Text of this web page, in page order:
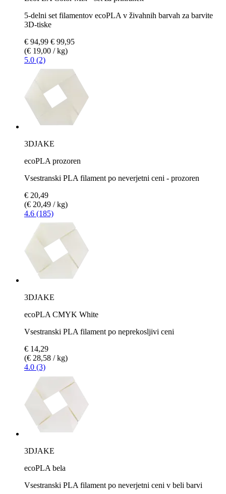
5-delni set filamentov ecoPLA v živahnih barvah za barvite
3D-tiske
€ 94,99 € 99,95
(€ 19,00 / kg)
5.0 (2)
3DJAKE
ecoPLA prozoren
Vsestranski PLA filament po neverjetni ceni - prozoren
€ 20,49
(€ 20,49 / kg)
4.6 (185)
3DJAKE
ecoPLA CMYK White
Vsestranski PLA filament po neprekosljivi ceni
€ 14,29
(€ 28,58 / kg)
4.0 (3)
3DJAKE
ecoPLA bela
Vsestranski PLA filament po neverjetni ceni v beli barvi